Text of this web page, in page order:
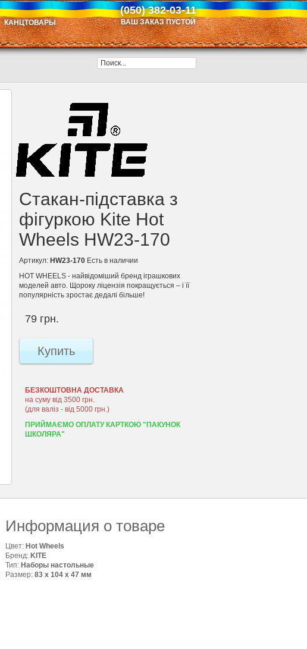
(050) 382-03-11
ВАШ ЗАКАЗ ПУСТОЙ
КАНЦТОВАРЫ
Стакан-підставка з
фігуркою Kite Hot
Wheels HW23-170
Артикул: HW23-170 Есть в наличии
HOT WHEELS - найвідоміший бренд іграшкових
моделей авто. Щороку ліцензія покращується – і її
популярність зростає дедалі більше!
79 грн.
Купить
БЕЗКОШТОВНА ДОСТАВКА
на суму від 3500 грн.
(для валіз - від 5000 грн.)
ПРИЙМАЄМО ОПЛАТУ КАРТКОЮ "ПАКУНОК
ШКОЛЯРА"
Информация о товаре
Цвет: Hot Wheels
Бренд: KITE
Тип: Наборы настольные
Размер: 83 х 104 х 47 мм